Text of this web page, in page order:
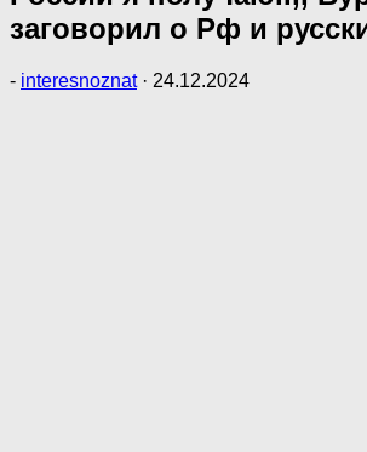
заговорил о Рф и
- interesnoznat · 24.12.2024